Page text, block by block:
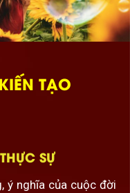
ý nghĩa của cuộc đời
SỰ
TẠO